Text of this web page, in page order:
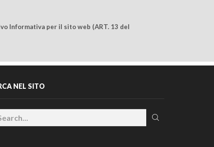
Informativa per il sito web (ART. 13 del
NEL SITO